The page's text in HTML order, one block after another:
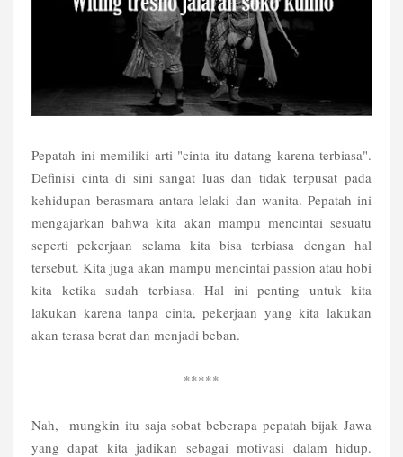
Pepatah ini memiliki arti "cinta itu datang karena terbiasa".
Definisi cinta di sini sangat luas dan tidak terpusat pada
kehidupan berasmara antara lelaki dan wanita. Pepatah ini
mengajarkan bahwa kita akan mampu mencintai sesuatu
seperti pekerjaan selama kita bisa terbiasa dengan hal
tersebut. Kita juga akan mampu mencintai passion atau hobi
kita ketika sudah terbiasa. Hal ini penting untuk kita
lakukan karena tanpa cinta, pekerjaan yang kita lakukan
akan terasa berat dan menjadi beban.
*****
Nah, mungkin itu saja sobat beberapa pepatah bijak Jawa
yang dapat kita jadikan sebagai motivasi dalam hidup.